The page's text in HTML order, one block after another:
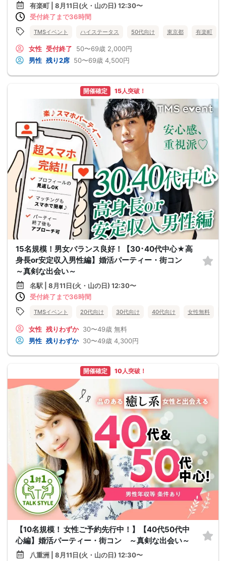
有楽町 | 8月11日(火・山の日) 12:30〜
受付終了まで36時間
TMSイベント ハイステータス 50代向け 東京都 有楽町
女性 受付終了 50〜69歳 2,000円
男性 残り2席 50〜69歳 4,500円
開催確定 15人突破！
15名規模！男女バランス良好！【30･40代中心★高
身長or安定収入男性編】婚活パーティー・街コン
～真剣な出会い～
名駅 | 8月11日(火・山の日) 12:30〜
受付終了まで36時間
TMSイベント 20代向け 30代向け 40代向け 女性無料
女性 残りわずか 30〜49歳 無料
男性 残りわずか 30〜49歳 4,300円
開催確定 10人突破！
【10名規模！ 女性ご予約先行中！】【40代50代中
心編】婚活パーティー・街コン ～真剣な出会い～
八重洲 | 8月11日(火・山の日) 12:30〜